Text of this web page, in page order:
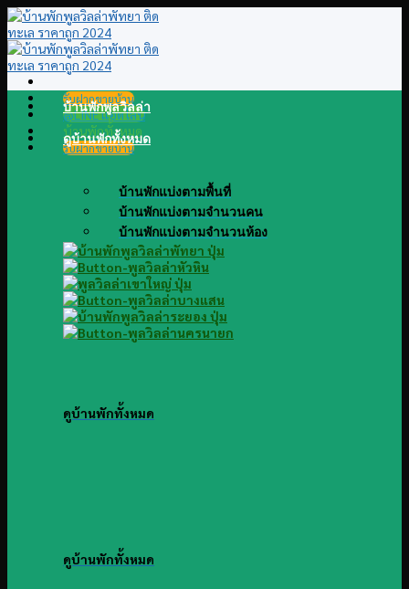
Skip
to
content
รับฝากขายบ้าน
@LINE แอดไลน์
บ้านพักทั้งหมด
รับฝากขายบ้าน
บ้านพักพูลวิลล่า
ดูบ้านพักทั้งหมด
บ้านพักแบ่งตามพื้นที่
บ้านพักแบ่งตามจำนวนคน
บ้านพักแบ่งตามจำนวนห้อง
ดูบ้านพักทั้งหมด
ดูบ้านพักทั้งหมด